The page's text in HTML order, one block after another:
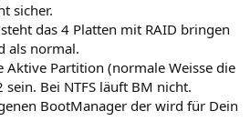
sicher.
das 4 Platten mit RAID bringen
als normal.
Aktive Partition (normale Weisse die
sein. Bei NTFS läuft BM nicht.
BootManager der wird für Dein